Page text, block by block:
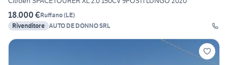
18.000 €Ruffano(LE)
Rivenditore AUTO DE DONNO SRL